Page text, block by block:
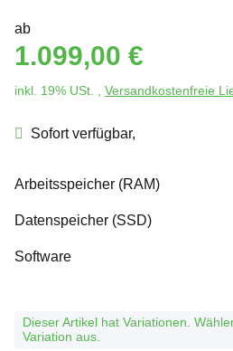
ab
1.099,00 €
inkl. 19% USt. , Versandkostenfreie
Sofort verfügbar,
Arbeitsspeicher (RAM)
Datenspeicher (SSD)
Software
xDieser Artikel hat Variationen.
Variation aus.